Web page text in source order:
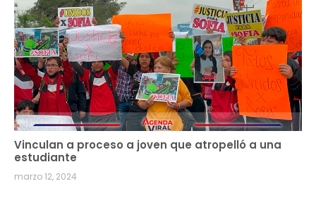
Vinculan a proceso a joven que atropelló a una
estudiante
marzo 12, 2024